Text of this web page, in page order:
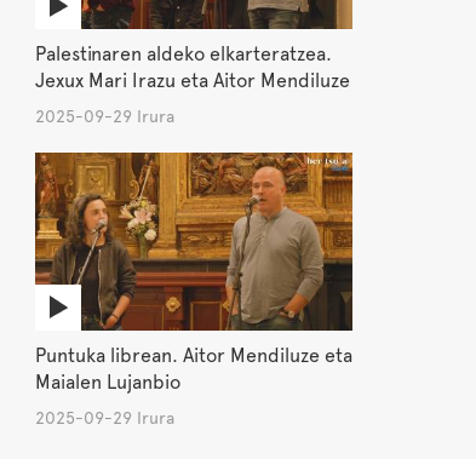
Palestinaren aldeko elkarteratzea.
Jexux Mari Irazu eta Aitor Mendiluze
2025-09-29 Irura
Puntuka librean. Aitor Mendiluze eta
Maialen Lujanbio
2025-09-29 Irura